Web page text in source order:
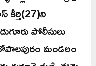
పోలీసులు
మండలం